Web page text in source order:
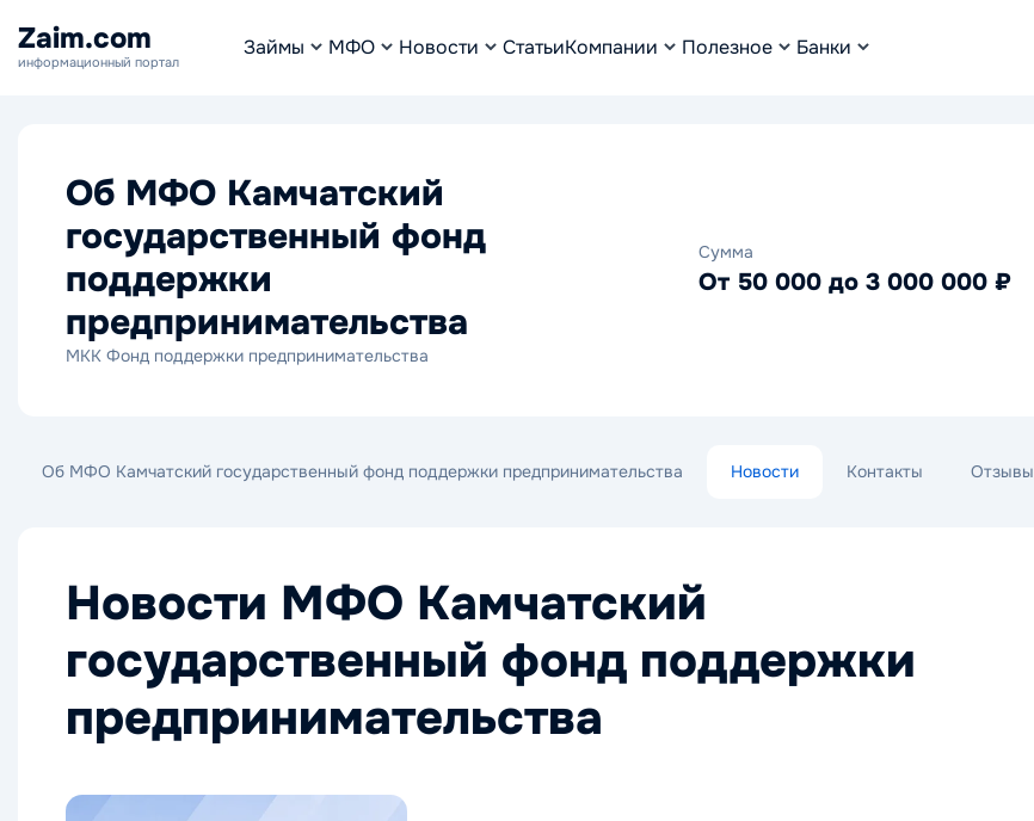
Zaim.com
информационный портал
Займы МФО Новости СтатьиКомпании Полезное Банки
Об МФО Камчатский
государственный фонд
поддержки
предпринимательства
МКК Фонд поддержки предпринимательства
Сумма
От 50 000 до 3 000 000 ₽
Об МФО Камчатский государственный фонд поддержки предпринимательства Новости Контакты Отзывы
Новости МФО Камчатский
государственный фонд поддержки
предпринимательства